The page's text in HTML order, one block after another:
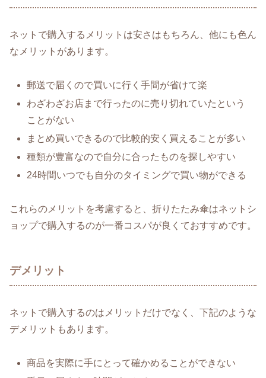
ネットで購入するメリットは安さはもちろん、他にも色ん
なメリットがあります。
郵送で届くので買いに行く手間が省けて楽
わざわざお店まで行ったのに売り切れていたという
ことがない
まとめ買いできるので比較的安く買えることが多い
種類が豊富なので自分に合ったものを探しやすい
24時間いつでも自分のタイミングで買い物ができる
これらのメリットを考慮すると、折りたたみ傘はネットシ
ョップで購入するのが一番コスパが良くておすすめです。
デメリット
ネットで購入するのはメリットだけでなく、下記のような
デメリットもあります。
商品を実際に手にとって確かめることができない